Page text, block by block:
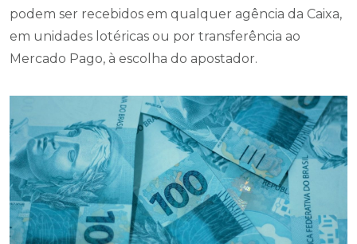
podem ser recebidos em qualquer agência da Caixa,
em unidades lotéricas ou por transferência ao
Mercado Pago, à escolha do apostador.